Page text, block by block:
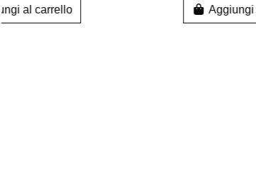
Aggiungi al carrello